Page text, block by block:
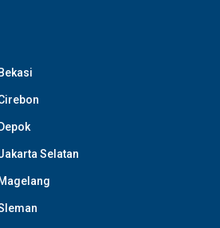
Selatan